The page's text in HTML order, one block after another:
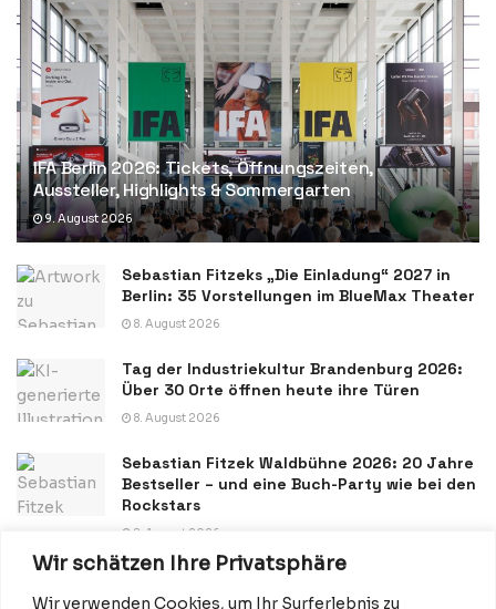
Wir schätzen Ihre Privatsphäre
Wir verwenden Cookies, um Ihr Surferlebnis zu
IFA Berlin 2026: Tickets, Öffnungszeiten,
Aussteller, Highlights & Sommergarten
9. August 2026
Sebastian Fitzeks „Die Einladung“ 2027 in
Berlin: 35 Vorstellungen im BlueMax Theater
8. August 2026
Tag der Industriekultur Brandenburg 2026:
Über 30 Orte öffnen heute ihre Türen
8. August 2026
Sebastian Fitzek Waldbühne 2026: 20 Jahre
Bestseller – und eine Buch-Party wie bei den
Rockstars
8. August 2026